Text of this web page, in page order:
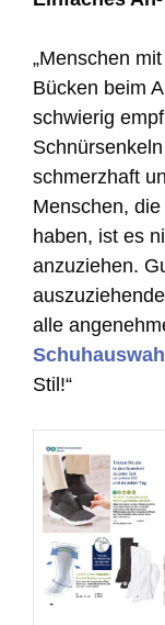
„Menschen
Bücken beim
schwierig
schmerzhaft
Menschen,
haben, ist es
anzuziehen.
alle
Schuhauswahl
Stil!“